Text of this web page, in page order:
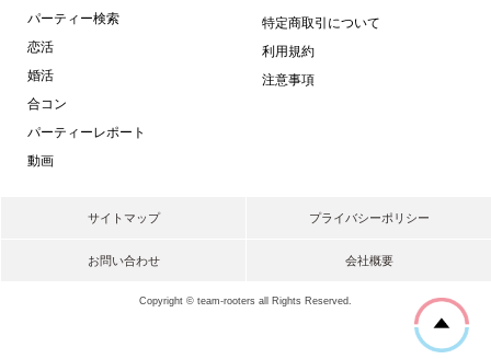
パーティー検索
恋活
婚活
合コン
パーティーレポート
動画
特定商取引について
利用規約
注意事項
サイトマップ プライバシーポリシー
お問い合わせ 会社概要
Copyright © team-rooters all Rights Reserved.